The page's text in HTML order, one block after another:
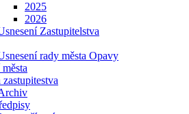
2025
2026
Zastupitelstva
rady města Opavy